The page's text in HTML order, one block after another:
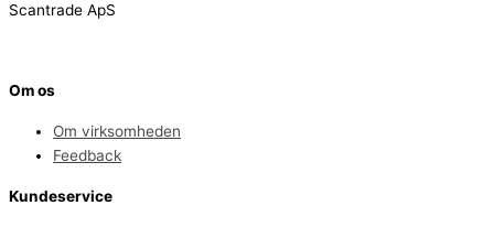
Scantrade ApS
Om os
Om virksomheden
Feedback
Kundeservice